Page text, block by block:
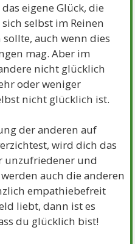
eigene Glück, die
selbst im Reinen
auch wenn dies
mag. Aber im
nicht glücklich
oder weniger
nicht glücklich ist.
der anderen auf
wird dich das
unzufriedener und
auch die anderen
empathiebefreit
liebt, dann ist es
du glücklich bist!